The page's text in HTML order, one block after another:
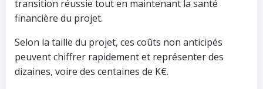
transition réussie tout en maintenant la santé
financière du projet.
Selon la taille du projet, ces coûts non anticipés
peuvent chiffrer rapidement et représenter des
dizaines, voire des centaines de K€.